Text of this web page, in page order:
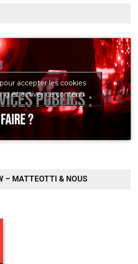
accepter les cookies
et activer ce contenu
– MATTEOTTI & NOUS